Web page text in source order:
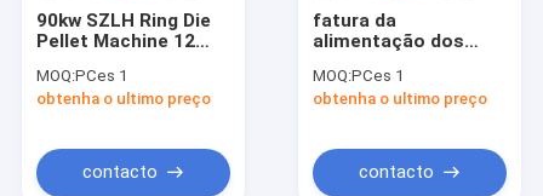
90kw SZLH Ring Die
Pellet Machine 12
da hora alimentam a
granulação
MOQ:PCes 1
obtenha o ultimo preço
contacto
fatura da
alimentação dos
3mm Ring Die Pellet
Machine Floating
MOQ:PCes 1
obtenha o ultimo preço
contacto